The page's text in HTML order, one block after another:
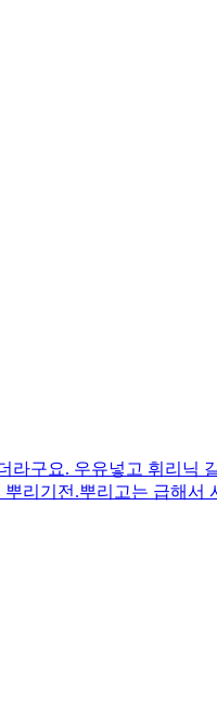
구요. 우유넣고 휘리닉
리기전.뿌리고는 급해서